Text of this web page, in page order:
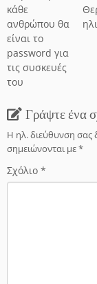
κάθε
ανθρώπου θα
είναι το
password για
τις συσκευές
του
Γράψτε ένα
Η ηλ. διεύθυνση σας
σημειώνονται με*
Σχόλιο *